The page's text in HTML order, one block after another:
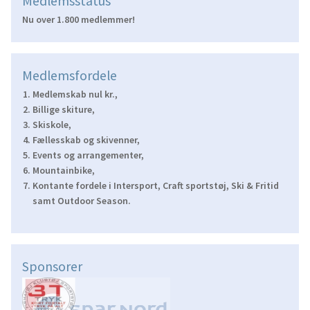
Nu over 1.800 medlemmer!
Medlemsfordele
Medlemskab nul kr.,
Billige skiture,
Skiskole,
Fællesskab og skivenner,
Events og arrangementer,
Mountainbike,
Kontante fordele i Intersport, Craft sportstøj, Ski & Fritid
samt Outdoor Season.
Sponsorer